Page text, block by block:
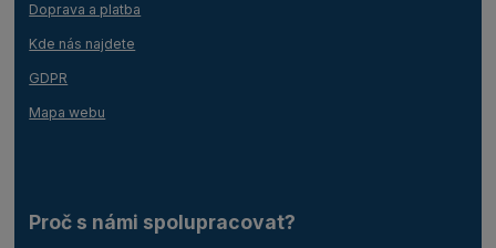
Doprava a platba
Kde nás najdete
GDPR
Mapa webu
Proč s námi spolupracovat?